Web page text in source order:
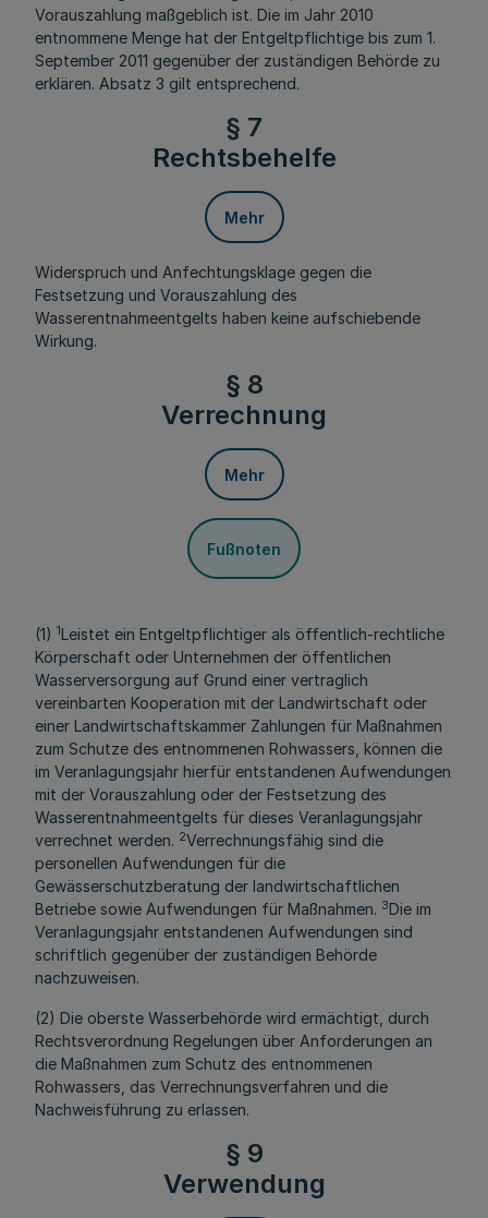
Vorauszahlung maßgeblich ist. Die im Jahr 2010
entnommene Menge hat der Entgeltpflichtige bis zum 1.
September 2011 gegenüber der zuständigen Behörde zu
erklären. Absatz 3 gilt entsprechend.
§ 7
Rechtsbehelfe
Mehr
Widerspruch und Anfechtungsklage gegen die
Festsetzung und Vorauszahlung des
Wasserentnahmeentgelts haben keine aufschiebende
Wirkung.
§ 8
Verrechnung
Mehr
Fußnoten
(1) 1Leistet ein Entgeltpflichtiger als öffentlich-rechtliche
Körperschaft oder Unternehmen der öffentlichen
Wasserversorgung auf Grund einer vertraglich
vereinbarten Kooperation mit der Landwirtschaft oder
einer Landwirtschaftskammer Zahlungen für Maßnahmen
zum Schutze des entnommenen Rohwassers, können die
im Veranlagungsjahr hierfür entstandenen Aufwendungen
mit der Vorauszahlung oder der Festsetzung des
Wasserentnahmeentgelts für dieses Veranlagungsjahr
verrechnet werden. 2Verrechnungsfähig sind die
personellen Aufwendungen für die
Gewässerschutzberatung der landwirtschaftlichen
Betriebe sowie Aufwendungen für Maßnahmen. 3Die im
Veranlagungsjahr entstandenen Aufwendungen sind
schriftlich gegenüber der zuständigen Behörde
nachzuweisen.
(2) Die oberste Wasserbehörde wird ermächtigt, durch
Rechtsverordnung Regelungen über Anforderungen an
die Maßnahmen zum Schutz des entnommenen
Rohwassers, das Verrechnungsverfahren und die
Nachweisführung zu erlassen.
§ 9
Verwendung